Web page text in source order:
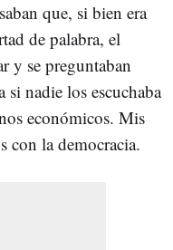
que, si bien era
de palabra, el
y se preguntaban
nadie los escuchaba
económicos. Mis
con la democracia.